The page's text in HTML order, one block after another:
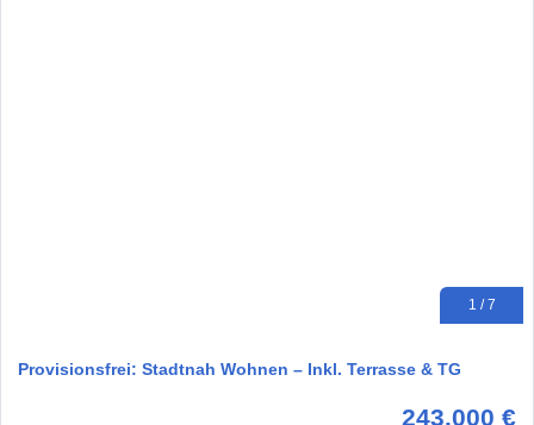
1 / 7
Provisionsfrei: Stadtnah Wohnen – Inkl. Terrasse & TG
243.000 €